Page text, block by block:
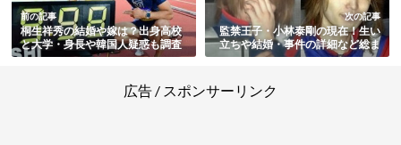
前の記事
桐生祥秀の結婚や嫁は？出身高校
と大学・身長や韓国人疑惑も調査
次の記事
監禁王子・小林泰剛の現在！生い
立ちや結婚・事件の詳細など総ま
とめ
広告 / スポンサーリンク